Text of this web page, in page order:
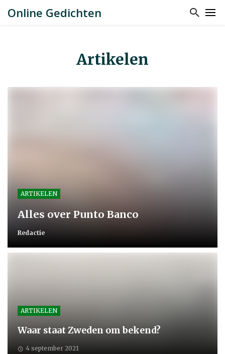
Online Gedichten
Artikelen
ARTIKELEN
Alles over Punto Banco
Redactie
ARTIKELEN
Waar staat Zweden om bekend?
4 september 2021